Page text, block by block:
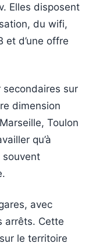
Elles disposent
du wifi,
et d’une offre
secondaires sur
dimension
Toulon
qu’à
souvent
avec
arrêts. Cette
le territoire